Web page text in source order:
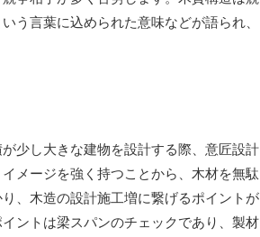
う言葉に込められた意味などが語られ、
少し大きな建物を設計する際、意匠設計
メージを強く持つことから、木材を無駄
、木造の設計施工増に繋げるポイントが
ントは梁スパンのチェックであり、製材